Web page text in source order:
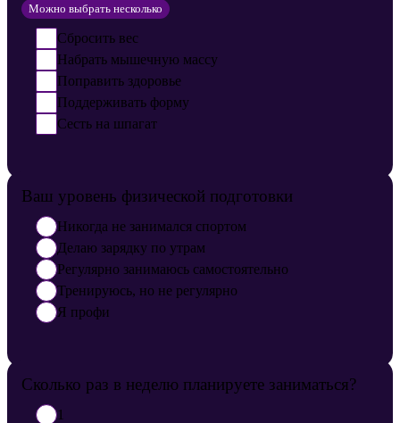
Можно выбрать несколько
Сбросить вес
Набрать мышечную массу
Поправить здоровье
Поддерживать форму
Сесть на шпагат
Ваш уровень физической подготовки
Никогда не занимался спортом
Делаю зарядку по утрам
Регулярно занимаюсь самостоятельно
Тренируюсь, но не регулярно
Я профи
Сколько раз в неделю планируете заниматься?
1